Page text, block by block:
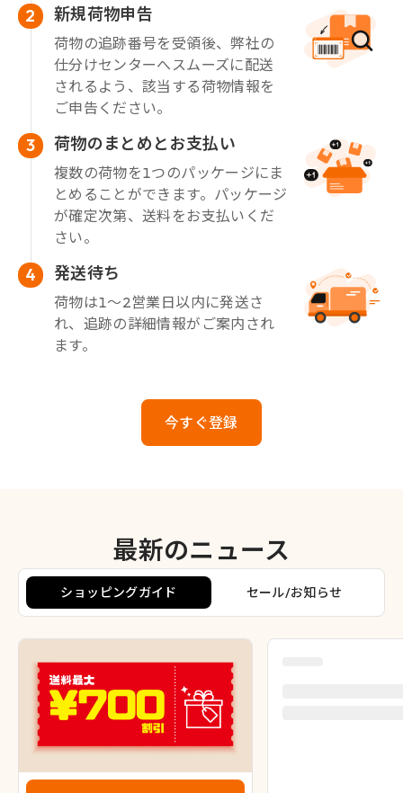
2 新規荷物申告
荷物の追跡番号を受領後、弊社の
仕分けセンターへスムーズに配送
されるよう、該当する荷物情報を
ご申告ください。
3 荷物のまとめとお支払い
複数の荷物を1つのパッケージにま
とめることができます。パッケージ
が確定次第、送料をお支払いくだ
さい。
4 発送待ち
荷物は1～2営業日以内に発送さ
れ、追跡の詳細情報がご案内され
ます。
今すぐ登録
最新のニュース
ショッピングガイド セール/お知らせ